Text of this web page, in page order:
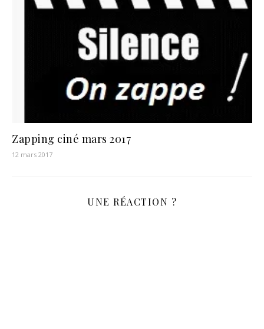
Zapping ciné mars 2017
12 mars 2017
UNE RÉACTION ?